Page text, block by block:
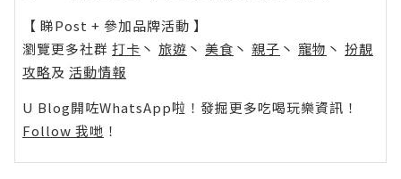
【 睇Post + 參加品牌活動 】
瀏覽更多社群 打卡 丶 旅遊 丶 美食 丶 親子 丶 寵物 丶 扮靚
攻略及 活動情報
U Blog開咗WhatsApp啦！發掘更多吃喝玩樂資訊！
Follow 我哋 ！